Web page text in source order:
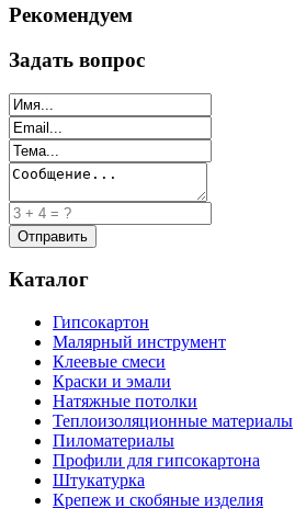
Рекомендуем
Задать вопрос
Каталог
Гипсокартон
Малярный инструмент
Клеевые смеси
Краски и эмали
Натяжные потолки
Теплоизоляционные материалы
Пиломатериалы
Профили для гипсокартона
Штукатурка
Крепеж и скобяные изделия